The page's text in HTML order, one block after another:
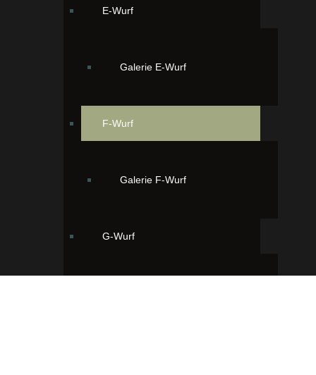
E-Wurf
Galerie E-Wurf
F-Wurf
Galerie F-Wurf
G-Wurf